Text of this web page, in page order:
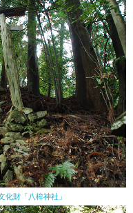
化財「八桙神社」